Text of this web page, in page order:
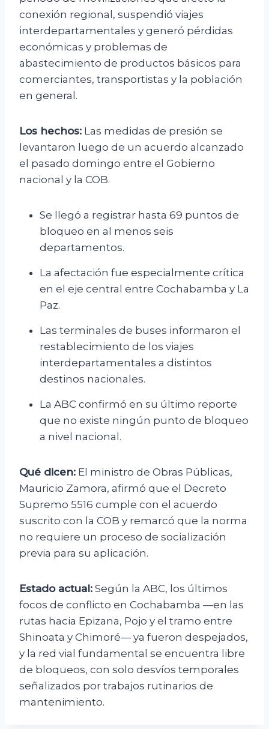
conexión regional, suspendió viajes
interdepartamentales y generó pérdidas
económicas y problemas de
abastecimiento de productos básicos para
comerciantes, transportistas y la población
en general.
Los hechos: Las medidas de presión se
levantaron luego de un acuerdo alcanzado
el pasado domingo entre el Gobierno
nacional y la COB.
Se llegó a registrar hasta 69 puntos de
bloqueo en al menos seis
departamentos.
La afectación fue especialmente crítica
en el eje central entre Cochabamba y La
Paz.
Las terminales de buses informaron el
restablecimiento de los viajes
interdepartamentales a distintos
destinos nacionales.
La ABC confirmó en su último reporte
que no existe ningún punto de bloqueo
a nivel nacional.
Qué dicen: El ministro de Obras Públicas,
Mauricio Zamora, afirmó que el Decreto
Supremo 5516 cumple con el acuerdo
suscrito con la COB y remarcó que la norma
no requiere un proceso de socialización
previa para su aplicación.
Estado actual: Según la ABC, los últimos
focos de conflicto en Cochabamba —en las
rutas hacia Epizana, Pojo y el tramo entre
Shinoata y Chimoré— ya fueron despejados,
y la red vial fundamental se encuentra libre
de bloqueos, con solo desvíos temporales
señalizados por trabajos rutinarios de
mantenimiento.